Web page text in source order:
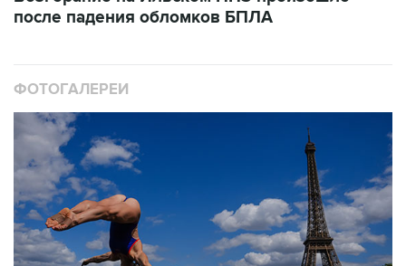
после падения обломков БПЛА
ФОТОГАЛЕРЕИ